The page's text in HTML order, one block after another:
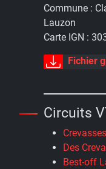
Commune :
Lauzon
Carte IGN :
Fichier
Circuits
Des
Best-off